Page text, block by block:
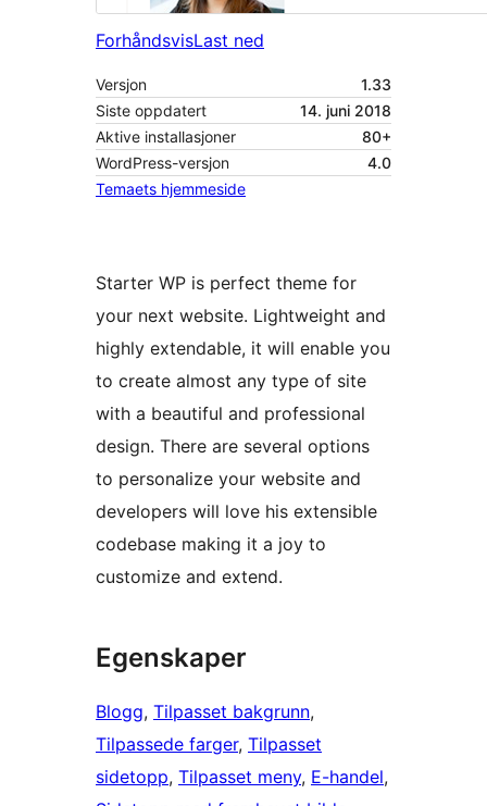
ForhåndsvisLast ned
Versjon
1.33
Siste oppdatert
14. juni 2018
Aktive installasjoner
80+
WordPress-versjon
4.0
Temaets hjemmeside
Starter WP is perfect theme for
your next website. Lightweight and
highly extendable, it will enable you
to create almost any type of site
with a beautiful and professional
design. There are several options
to personalize your website and
developers will love his extensible
codebase making it a joy to
customize and extend.
Egenskaper
Blogg, Tilpasset bakgrunn
Tilpassede farger, Tilpasset
sidetopp, Tilpasset meny, E-handel